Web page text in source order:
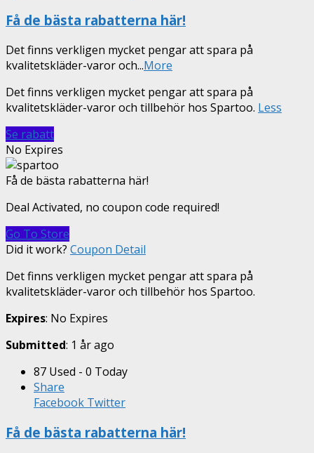
Få de bästa rabatterna här!
Det finns verkligen mycket pengar att spara på
kvalitetskläder-varor och...More
Det finns verkligen mycket pengar att spara på
kvalitetskläder-varor och tillbehör hos Spartoo. Less
Se rabatt
No Expires
Få de bästa rabatterna här!
Deal Activated, no coupon code required!
Go To Store
Did it work? Coupon Detail
Det finns verkligen mycket pengar att spara på
kvalitetskläder-varor och tillbehör hos Spartoo.
Expires: No Expires
Submitted: 1 år ago
87 Used - 0 Today
Share
Facebook Twitter
Få de bästa rabatterna här!